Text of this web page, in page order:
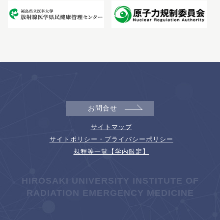
お問合せ
サイトマップ
サイトポリシー・プライバシーポリシー
規程等一覧【学内限定】
HIROSAKI UNIVERSITY INSTITUTE OF
RADIATION EMERGENCY MEDICINE